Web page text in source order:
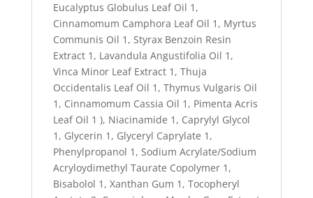
Eucalyptus Globulus Leaf Oil 1 ,
Cinnamomum Camphora Leaf Oil 1 , Myrtus
Communis Oil 1 , Styrax Benzoin Resin
Extract 1 , Lavandula Angustifolia Oil 1 ,
Vinca Minor Leaf Extract 1 , Thuja
Occidentalis Leaf Oil 1 , Thymus Vulgaris Oil
1 , Cinnamomum Cassia Oil 1 , Pimenta Acris
Leaf Oil 1 ), Niacinamide 1 , Caprylyl Glycol
1 , Glycerin 1 , Glyceryl Caprylate 1 ,
Phenylpropanol 1 , Sodium Acrylate/Sodium
Acryloydimethyl Taurate Copolymer 1 ,
Bisabolol 1 , Xanthan Gum 1 , Tocopheryl